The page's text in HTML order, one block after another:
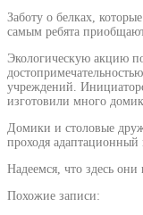
Заботу о белках,
самым ребята
Экологическую акцию
учреждений.
изготовили много
Домики и столовые
проходя
Надеемся, что здесь
Похожие записи: